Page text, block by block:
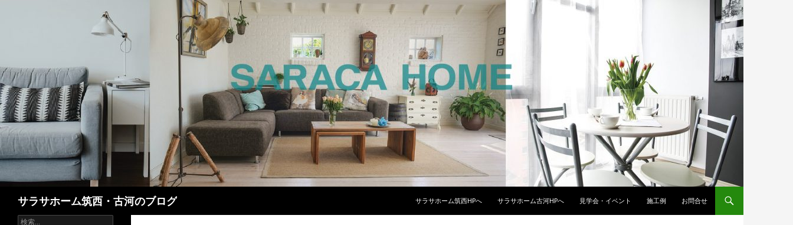
サラサホーム筑西・古河のブログ
サラサホーム筑西HPへ
サラサホーム古河HPへ 見学会・イベント 施工例 お問合せ
検